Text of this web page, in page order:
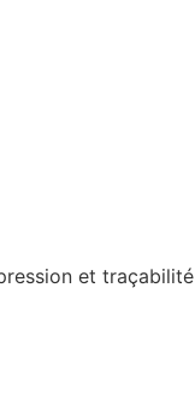
et traçabilité